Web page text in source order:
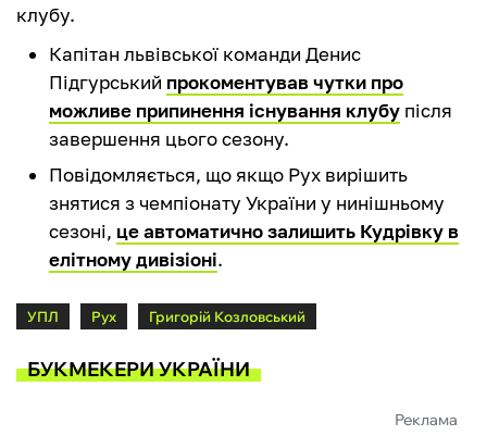
клубу.
Капітан львівської команди Денис
Підгурський прокоментував чутки про
можливе припинення існування клубу після
завершення цього сезону.
Повідомляється, що якщо Рух вирішить
знятися з чемпіонату України у нинішньому
сезоні, це автоматично залишить Кудрівку в
елітному дивізіоні.
УПЛ Рух Григорій Козловський
БУКМЕКЕРИ УКРАЇНИ
Реклама